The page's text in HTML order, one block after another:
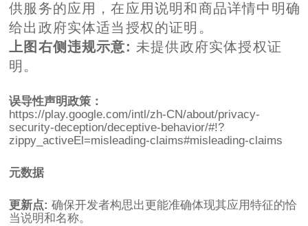
供服务的应用，在应用说明和商品详情中明确
给出政府实体适当授权的证明。
上图右侧违规示意: 未提供政府实体授权证
明。
误导性声明政策：
https://play.google.com/intl/zh-CN/about/privacy-
security-deception/deceptive-behavior/#!?
zippy_activeEl=misleading-claims#misleading-claims
元数据
更新点:确保开发者构思出更能准确体现其应用特征的恰
当说明和名称。